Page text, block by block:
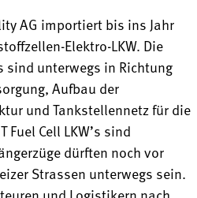
AG importiert bis ins Jahr
Elektro-LKW. Die
sind unterwegs in Richtung
Aufbau der
und Tankstellennetz für die
Fuel Cell LKW’s sind
dürften noch vor
Strassen unterwegs sein.